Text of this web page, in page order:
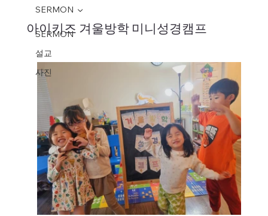
SERMON
설교
사진
SERMON
아이키즈 겨울방학 미니성경캠프